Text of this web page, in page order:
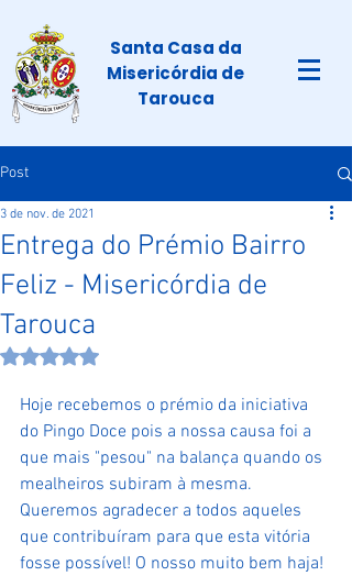
Santa Casa da
Misericórdia de
Tarouca
Post
Entrega do Prémio Bairro
Feliz - Misericórdia de
Tarouca
3 de nov. de 2021
Avaliado com NaN de 5 estrelas.
Hoje recebemos o prémio da iniciativa
do Pingo Doce pois a nossa causa foi a
que mais "pesou" na balança quando os
mealheiros subiram à mesma.
Queremos agradecer a todos aqueles
que contribuíram para que esta vitória
fosse possível! O nosso muito bem haja!